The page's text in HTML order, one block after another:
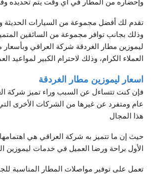
وإحضاره من المطار في أي وقت يتم تحديده
تقدم لك أفضل مجموعة من السيارات الحديثة
وذلك بجانب توافر مجموعة من السائقين
ليموزين مطار الغردقة شركة العراقي وبأسعار
العملاء الكرام، وذلك لاحترام الكبير لمواعيد
اسعار ليموزين مطار الغردقة
فإن كنت تتساءل عن السبب وراء تميز شركة
عام ومتفرد عن غيرها من الشركات الأخرى
هذا المجال
حيث إن ما تتميز به شركة العراقي هي
الأول براحة ورضا العميل في خدمات ليموزين
تعمل على توفير مواصلات المطار المناسبة